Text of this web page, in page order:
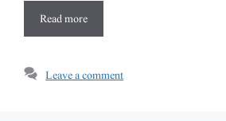
Read more
Leave a comment